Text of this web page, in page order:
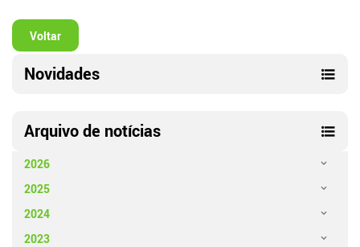
Voltar
Novidades
Arquivo de notícias
2026
2025
2024
2023